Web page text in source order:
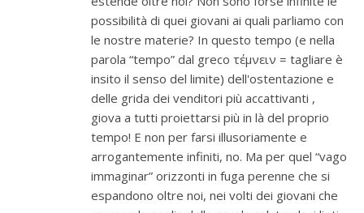
possibilità di quei giovani ai quali parliamo con
le nostre materie? In questo tempo (e nella
parola “tempo” dal greco τέμνειν = tagliare è
insito il senso del limite) dell'ostentazione e
delle grida dei venditori più accattivanti ,
giova a tutti proiettarsi più in là del proprio
tempo! E non per farsi illusoriamente e
arrogantemente infiniti, no. Ma per quel “vago
immaginar” orizzonti in fuga perenne che si
espandono oltre noi, nei volti dei giovani che